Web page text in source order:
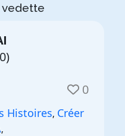
vedette
0
Histoires, Créer
,